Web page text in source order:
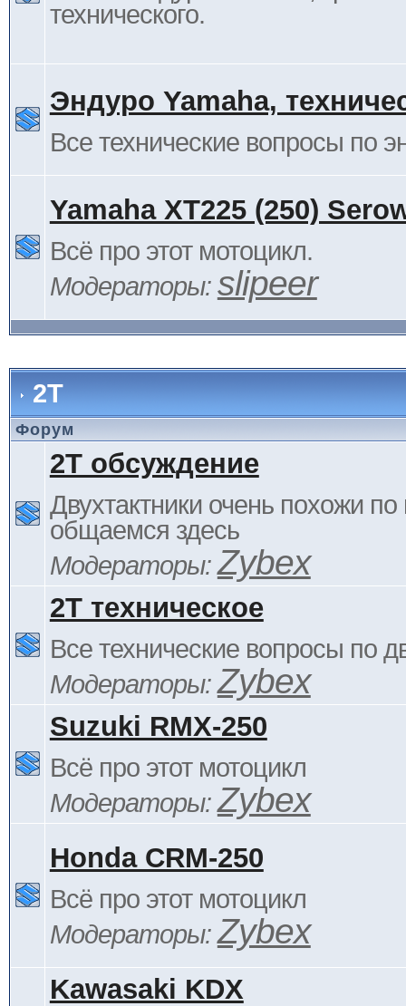
технического.
Эндуро Yamaha,
Все технические вопросы по
Yamaha XT225 (250)
Всё про этот мотоцикл.
Модераторы: slipeer
2Т
Форум
2Т обсуждение
Двухтактники очень похожи по
общаемся здесь
Модераторы:Zybex
2Т техническое
Все технические вопросы по
Модераторы:Zybex
Suzuki RMX-250
Всё про этот мотоцикл
Модераторы:Zybex
Honda CRM-250
Всё про этот мотоцикл
Модераторы:Zybex
Kawasaki KDX